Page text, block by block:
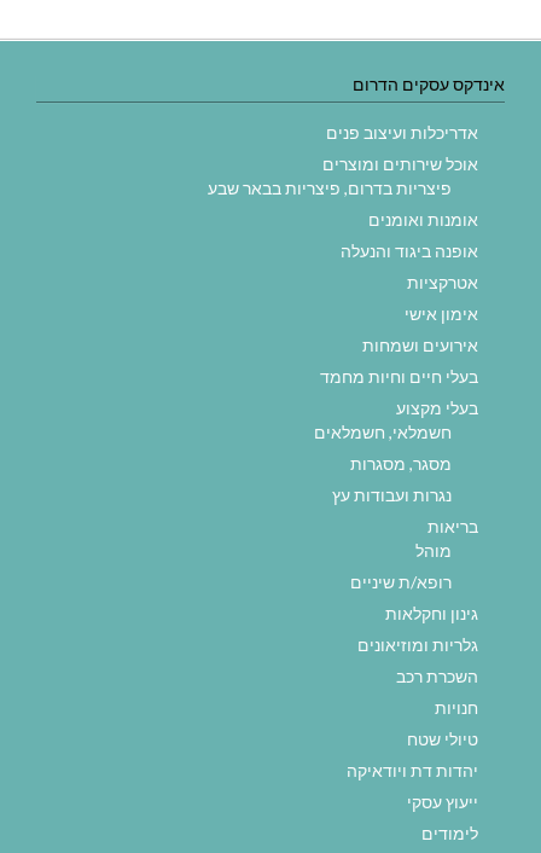
אינדקס עסקים הדרום
אדריכלות ועיצוב פנים
אוכל שירותים ומוצרים
פיצריות בדרום, פיצריות בבאר שבע
אומנות ואומנים
אופנה ביגוד והנעלה
אטרקציות
אימון אישי
אירועים ושמחות
בעלי חיים וחיות מחמד
בעלי מקצוע
חשמלאי, חשמלאים
מסגר, מסגרות
נגרות ועבודות עץ
בריאות
מוהל
רופא/ת שיניים
גינון וחקלאות
גלריות ומוזיאונים
השכרת רכב
חנויות
טיולי שטח
יהדות דת ויודאיקה
ייעוץ עסקי
לימודים